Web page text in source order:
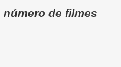
de filmes